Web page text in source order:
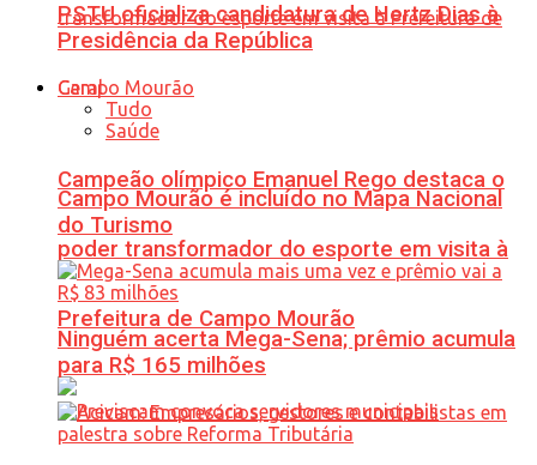
Campeão olímpico Emanuel Rego destaca o
poder transformador do esporte em visita à
Prefeitura de Campo Mourão
PSTU oficializa candidatura de Hertz Dias à
Presidência da República
Geral
Tudo
Saúde
Campo Mourão é incluído no Mapa Nacional
do Turismo
Ninguém acerta Mega-Sena; prêmio acumula
para R$ 165 milhões